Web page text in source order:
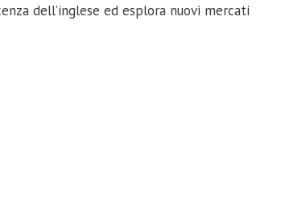
dell’inglese ed esplora nuovi mercati